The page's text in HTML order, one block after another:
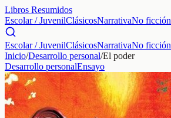
Libros Resumidos
Escolar / JuvenilClásicosNarrativaNo ficción
Escolar / JuvenilClásicosNarrativaNo ficción
Inicio/Desarrollo personal/El poder
Desarrollo personalEnsayo